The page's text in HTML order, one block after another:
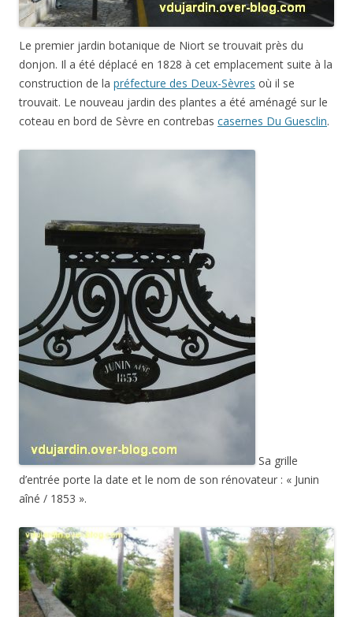
Le premier jardin botanique de Niort se trouvait près du
donjon. Il a été déplacé en 1828 à cet emplacement suite à la
construction de la préfecture des Deux-Sèvres où il se
trouvait. Le nouveau jardin des plantes a été aménagé sur le
coteau en bord de Sèvre en contrebas casernes Du Guesclin.
Sa grille
d’entrée porte la date et le nom de son rénovateur : « Junin
aîné / 1853 ».